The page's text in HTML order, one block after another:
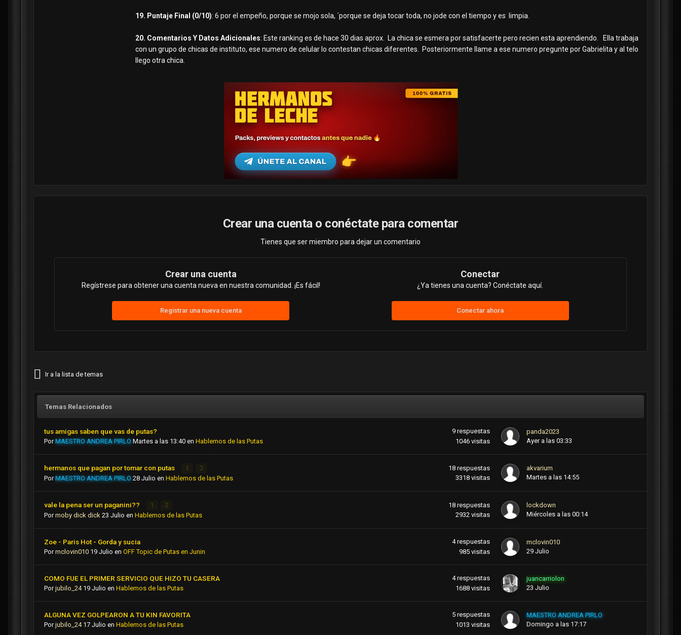
19. Puntaje Final (0/10): 6 por el empeño, porque se mojo sola, ´porque se deja tocar toda, no jode con el tiempo y es limpia.
20. Comentarios Y Datos Adicionales: Este ranking es de hace 30 dias aprox. La chica se esmera por satisfacerte pero recien esta aprendiendo. Ella trabaja
con un grupo de chicas de instituto, ese numero de celular lo contestan chicas diferentes. Posteriormente llame a ese numero pregunte por Gabrielita y al telo
llego otra chica.
Crear una cuenta o conéctate para comentar
Tienes que ser miembro para dejar un comentario
Crear una cuenta
Regístrese para obtener una cuenta nueva en nuestra comunidad. ¡Es fácil!
Registrar una nueva cuenta
Conectar
¿Ya tienes una cuenta? Conéctate aquí.
Conectar ahora
Ir a la lista de temas
Temas Relacionados
tus amigas saben que vas de putas?
PorMAESTRO ANDREA PIRLO Martes a las 13:40 en Hablemos de las Putas
9 respuestas
1046 visitas
panda2023
Ayer a las 03:33
hermanos que pagan por tomar con putas 1 2
PorMAESTRO ANDREA PIRLO 28 Julio en Hablemos de las Putas
18 respuestas
3318 visitas
akvarium
Martes a las 14:55
vale la pena ser un paganini?? 1 2
Pormoby dick dick 23 Julio en Hablemos de las Putas
18 respuestas
2932 visitas
lockdown
Miércoles a las 00:14
Zoe - Paris Hot - Gorda y sucia
Pormclovin010 19 Julio en OFF Topic de Putas en Junin
4 respuestas
985 visitas
mclovin010
29 Julio
COMO FUE EL PRIMER SERVICIO QUE HIZO TU CASERA
Porjubilo_24 19 Julio en Hablemos de las Putas
4 respuestas
1688 visitas
juancarriolon
23 Julio
ALGUNA VEZ GOLPEARON A TU KIN FAVORITA
Porjubilo_24 17 Julio en Hablemos de las Putas
5 respuestas
1013 visitas
MAESTRO ANDREA PIRLO
Domingo a las 17:17